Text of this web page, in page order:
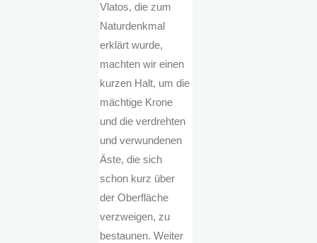
Vlatos, die zum
Naturdenkmal
erklärt wurde,
machten wir einen
kurzen Halt, um die
mächtige Krone
und die verdrehten
und verwundenen
Äste, die sich
schon kurz über
der Oberfläche
verzweigen, zu
bestaunen. Weiter